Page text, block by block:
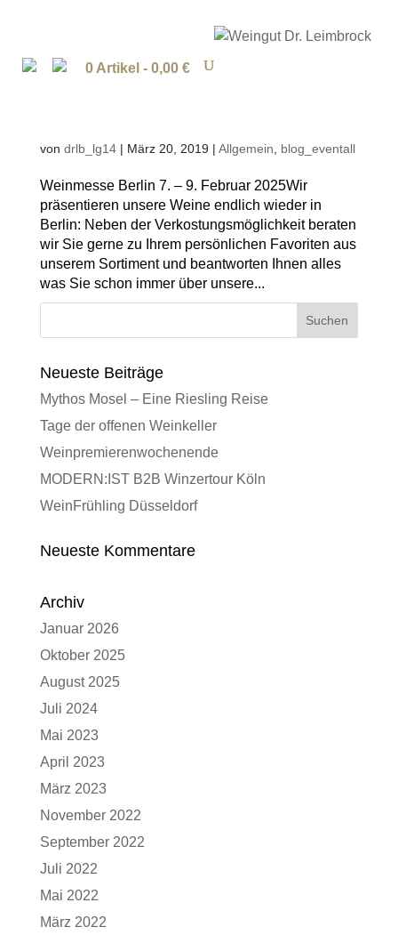
0 Artikel - 0,00 €
von drlb_lg14| März 20, 2019 | Allgemein blog_eventall
Weinmesse Berlin 7. – 9. Februar 2025Wir
präsentieren unsere Weine endlich wieder in
Berlin: Neben der Verkostungsmöglichkeit beraten
wir Sie gerne zu Ihrem persönlichen Favoriten aus
unserem Sortiment und beantworten Ihnen alles
was Sie schon immer über unsere...
Neueste Beiträge
Mythos Mosel – Eine Riesling Reise
Tage der offenen Weinkeller
Weinpremierenwochenende
MODERN:IST B2B Winzertour Köln
WeinFrühling Düsseldorf
Neueste Kommentare
Archiv
Januar 2026
Oktober 2025
August 2025
Juli 2024
Mai 2023
April 2023
März 2023
November 2022
September 2022
Juli 2022
Mai 2022
März 2022